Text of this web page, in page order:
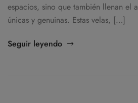
espacios, sino que también llenan el
únicas y genuinas. Estas velas, […]
Seguir leyendo